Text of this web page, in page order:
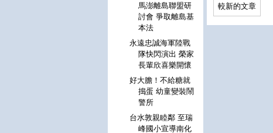
較新的文章
馬澎離島聯盟研
討會 爭取離島基
本法
永遠忠誠海軍陸戰
隊快閃演出 榮家
長輩欣喜樂開懷
好大膽！不給糖就
搗蛋 幼童變裝鬧
警所
台水敦親睦鄰 至瑞
峰國小宣導南化